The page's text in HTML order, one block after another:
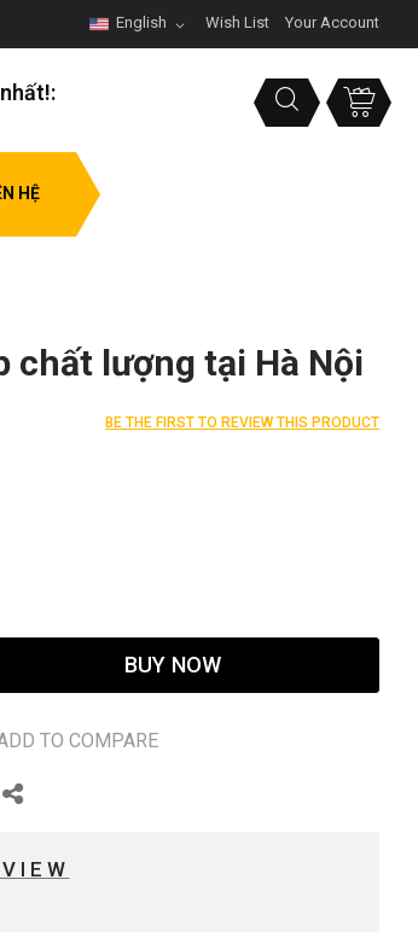
Wish List Your Account
English
HỆ
chất lượng tại Hà Nội
BE THE FIRST TO REVIEW THIS PRODUCT
BUY NOW
TO COMPARE